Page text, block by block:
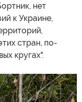
нет
к Украине,
стран, по-
кругах".